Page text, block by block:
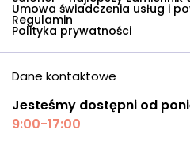
Umowa świadczenia usług i
Regulamin
Polityka prywatności
Dane kontaktowe
Jesteśmy dostępni od
9:00-17:00